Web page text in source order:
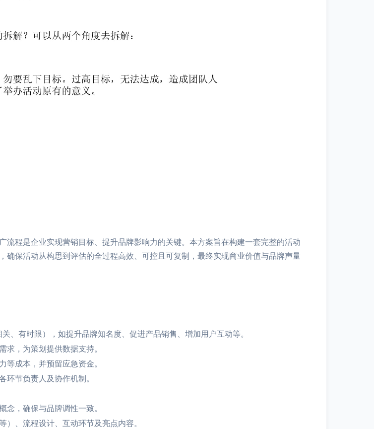
程是企业实现营销目标、提升品牌影响力的关键。本方案旨在构建一套完整的活动
确保活动从构思到评估的全过程高效、可控且可复制，最终实现商业价值与品牌声量
、有时限），如提升品牌知名度、促进产品销售、增加用户互动等。
求，为策划提供数据支持。
等成本，并预留应急资金。
环节负责人及协作机制。
念，确保与品牌调性一致。
）、流程设计、互动环节及亮点内容。